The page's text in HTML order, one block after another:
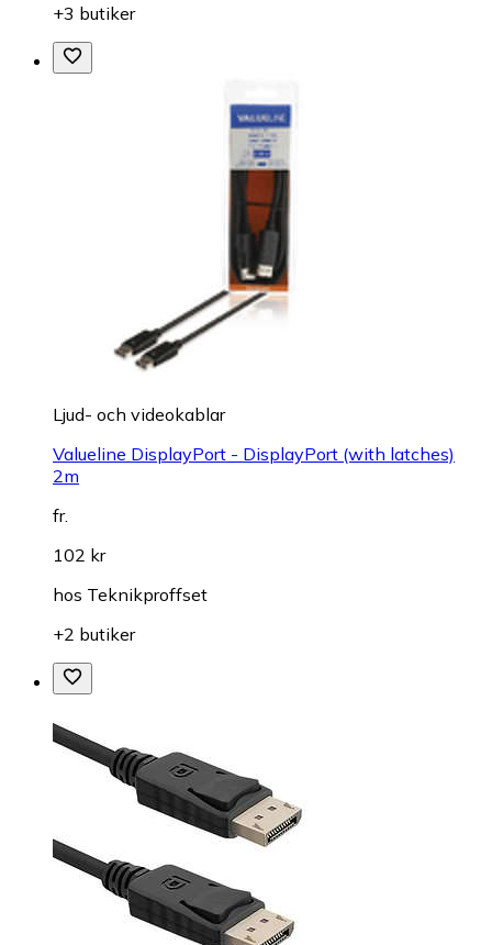
+3 butiker
Ljud- och videokablar
Valueline DisplayPort - DisplayPort (with latches)
2m
fr.
102 kr
hos Teknikproffset
+2 butiker